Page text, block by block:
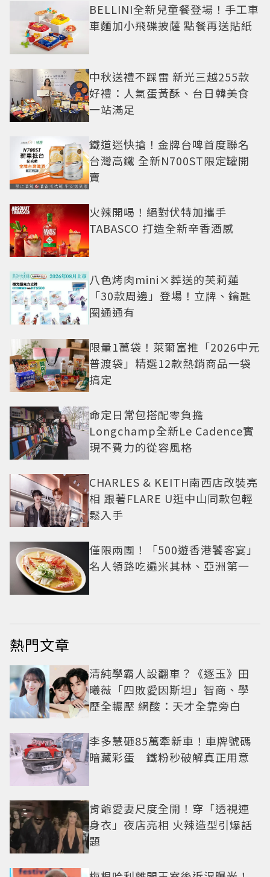
BELLINI全新兒童餐登場！手工車
車麵加小飛碟披薩 點餐再送貼紙
中秋送禮不踩雷 新光三越255款
好禮：人氣蛋黃酥、台日韓美食
一站滿足
鐵道迷快搶！金牌台啤首度聯名
台灣高鐵 全新N700ST限定罐開
賣
火辣開喝！絕對伏特加攜手
TABASCO 打造全新辛香酒感
八色烤肉mini×葬送的芙莉蓮
「30款周邊」登場！立牌、鑰匙
圈通通有
限量1萬袋！萊爾富推「2026中元
普渡袋」精選12款熱銷商品一袋
搞定
命定日常包搭配零負擔
Longchamp全新Le Cadence實
現不費力的從容風格
CHARLES & KEITH南西店改裝亮
相 跟著FLARE U逛中山同款包輕
鬆入手
僅限兩團！「500遊香港饕客宴」
名人領路吃遍米其林、亞洲第一
熱門文章
清純學霸人設翻車？《逐玉》田
曦薇「四敗愛因斯坦」智商、學
歷全輾壓 網酸：天才全靠旁白
李多慧砸85萬牽新車！車牌號碼
暗藏彩蛋 鐵粉秒破解真正用意
肯爺愛妻尺度全開！穿「透視連
身衣」夜店亮相 火辣造型引爆話
題